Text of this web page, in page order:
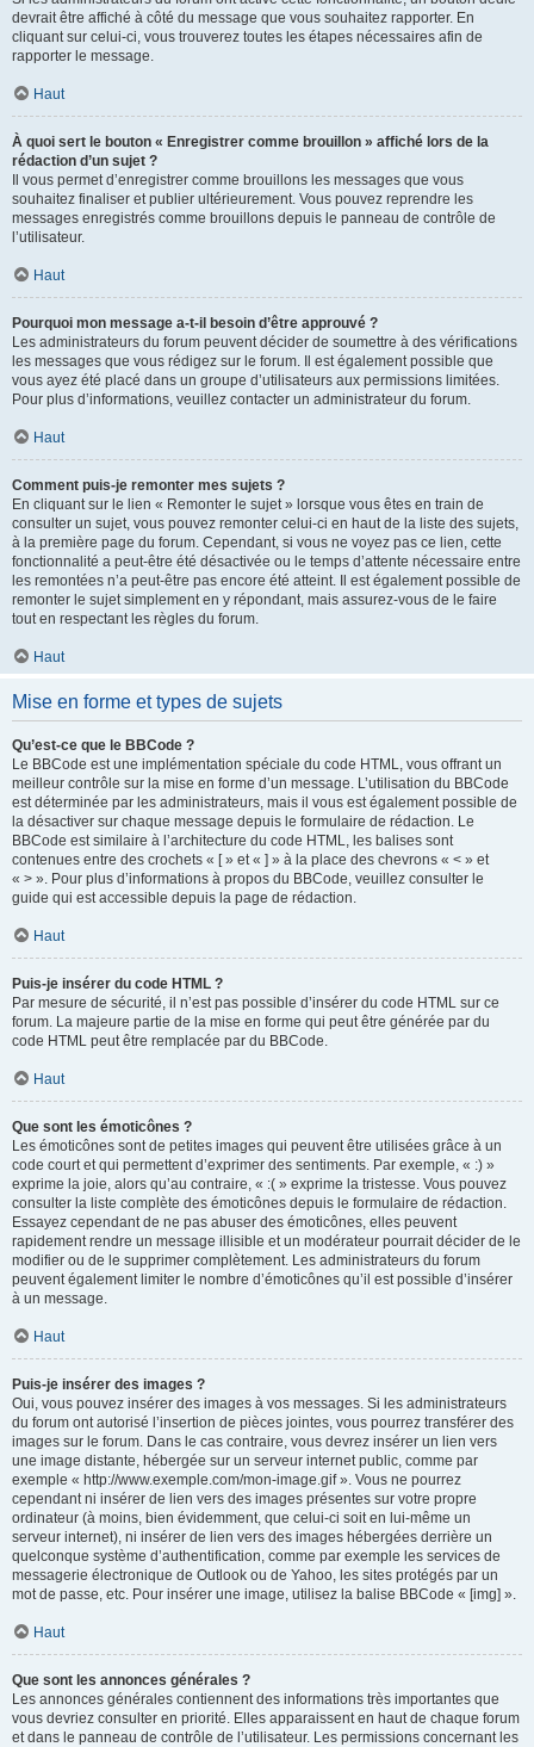
devrait être affiché à côté du message que vous souhaitez rapporter. En
cliquant sur celui-ci, vous trouverez toutes les étapes nécessaires afin de
rapporter le message.
Haut
À quoi sert le bouton « Enregistrer comme brouillon » affiché lors de la
rédaction d’un sujet ?
Il vous permet d’enregistrer comme brouillons les messages que vous
souhaitez finaliser et publier ultérieurement. Vous pouvez reprendre les
messages enregistrés comme brouillons depuis le panneau de contrôle de
l’utilisateur.
Haut
Pourquoi mon message a-t-il besoin d’être approuvé ?
Les administrateurs du forum peuvent décider de soumettre à des vérifications
les messages que vous rédigez sur le forum. Il est également possible que
vous ayez été placé dans un groupe d’utilisateurs aux permissions limitées.
Pour plus d’informations, veuillez contacter un administrateur du forum.
Haut
Comment puis-je remonter mes sujets ?
En cliquant sur le lien « Remonter le sujet » lorsque vous êtes en train de
consulter un sujet, vous pouvez remonter celui-ci en haut de la liste des sujets,
à la première page du forum. Cependant, si vous ne voyez pas ce lien, cette
fonctionnalité a peut-être été désactivée ou le temps d’attente nécessaire entre
les remontées n’a peut-être pas encore été atteint. Il est également possible de
remonter le sujet simplement en y répondant, mais assurez-vous de le faire
tout en respectant les règles du forum.
Haut
Mise en forme et types de sujets
Qu’est-ce que le BBCode ?
Le BBCode est une implémentation spéciale du code HTML, vous offrant un
meilleur contrôle sur la mise en forme d’un message. L’utilisation du BBCode
est déterminée par les administrateurs, mais il vous est également possible de
la désactiver sur chaque message depuis le formulaire de rédaction. Le
BBCode est similaire à l’architecture du code HTML, les balises sont
contenues entre des crochets « [ » et « ] » à la place des chevrons « < » et
« > ». Pour plus d’informations à propos du BBCode, veuillez consulter le
guide qui est accessible depuis la page de rédaction.
Haut
Puis-je insérer du code HTML ?
Par mesure de sécurité, il n’est pas possible d’insérer du code HTML sur ce
forum. La majeure partie de la mise en forme qui peut être générée par du
code HTML peut être remplacée par du BBCode.
Haut
Que sont les émoticônes ?
Les émoticônes sont de petites images qui peuvent être utilisées grâce à un
code court et qui permettent d’exprimer des sentiments. Par exemple, « :) »
exprime la joie, alors qu’au contraire, « :( » exprime la tristesse. Vous pouvez
consulter la liste complète des émoticônes depuis le formulaire de rédaction.
Essayez cependant de ne pas abuser des émoticônes, elles peuvent
rapidement rendre un message illisible et un modérateur pourrait décider de le
modifier ou de le supprimer complètement. Les administrateurs du forum
peuvent également limiter le nombre d’émoticônes qu’il est possible d’insérer
à un message.
Haut
Puis-je insérer des images ?
Oui, vous pouvez insérer des images à vos messages. Si les administrateurs
du forum ont autorisé l’insertion de pièces jointes, vous pourrez transférer des
images sur le forum. Dans le cas contraire, vous devrez insérer un lien vers
une image distante, hébergée sur un serveur internet public, comme par
exemple « http://www.exemple.com/mon-image.gif ». Vous ne pourrez
cependant ni insérer de lien vers des images présentes sur votre propre
ordinateur (à moins, bien évidemment, que celui-ci soit en lui-même un
serveur internet), ni insérer de lien vers des images hébergées derrière un
quelconque système d’authentification, comme par exemple les services de
messagerie électronique de Outlook ou de Yahoo, les sites protégés par un
mot de passe, etc. Pour insérer une image, utilisez la balise BBCode « [img] ».
Haut
Que sont les annonces générales ?
Les annonces générales contiennent des informations très importantes que
vous devriez consulter en priorité. Elles apparaissent en haut de chaque forum
et dans le panneau de contrôle de l’utilisateur. Les permissions concernant les